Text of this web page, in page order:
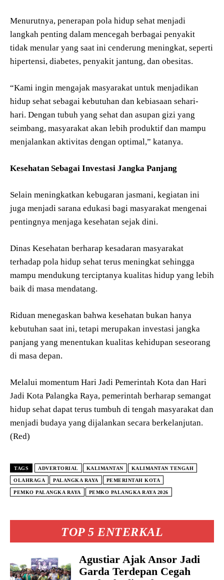
TOP 5 ENTERKAL
Agustiar Ajak Ansor Jadi
Garda Terdepan Cegah
Menurutnya, penerapan pola hidup sehat menjadi
langkah penting dalam mencegah berbagai penyakit
tidak menular yang saat ini cenderung meningkat, seperti
hipertensi, diabetes, penyakit jantung, dan obesitas.
“Kami ingin mengajak masyarakat untuk menjadikan
hidup sehat sebagai kebutuhan dan kebiasaan sehari-
hari. Dengan tubuh yang sehat dan asupan gizi yang
seimbang, masyarakat akan lebih produktif dan mampu
menjalankan aktivitas dengan optimal,” katanya.
Kesehatan Sebagai Investasi Jangka Panjang
Selain meningkatkan kebugaran jasmani, kegiatan ini
juga menjadi sarana edukasi bagi masyarakat mengenai
pentingnya menjaga kesehatan sejak dini.
Dinas Kesehatan berharap kesadaran masyarakat
terhadap pola hidup sehat terus meningkat sehingga
mampu mendukung terciptanya kualitas hidup yang lebih
baik di masa mendatang.
Riduan menegaskan bahwa kesehatan bukan hanya
kebutuhan saat ini, tetapi merupakan investasi jangka
panjang yang menentukan kualitas kehidupan seseorang
di masa depan.
Melalui momentum Hari Jadi Pemerintah Kota dan Hari
Jadi Kota Palangka Raya, pemerintah berharap semangat
hidup sehat dapat terus tumbuh di tengah masyarakat dan
menjadi budaya yang dijalankan secara berkelanjutan.
(Red)
TAGS ADVERTORIAL KALIMANTAN KALIMANTAN TENGAH
OLAHRAGA PALANGKA RAYA PEMERINTAH KOTA
PEMKO PALANGKA RAYA PEMKO PALANGKA RAYA 2026